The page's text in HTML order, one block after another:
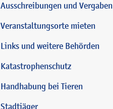
Ausschreibungen und Vergaben
Veranstaltungsorte mieten
Links und weitere Behörden
Katastrophenschutz
Handhabung bei Tieren
Stadtjäger